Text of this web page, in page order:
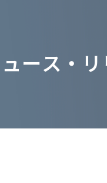
ュース ・ リ